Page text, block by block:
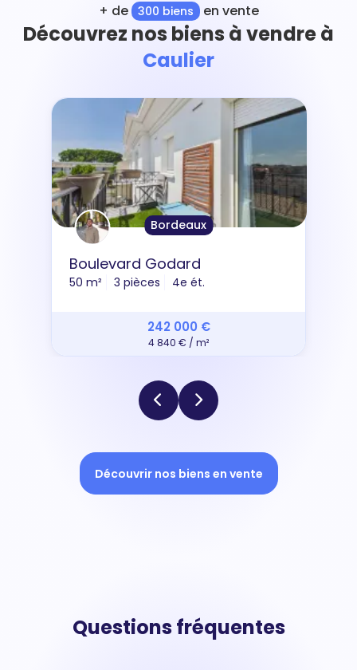
+ de 300 biens en vente
Découvrez nos biens à vendre à
Caulier
Bordeaux
Boulevard Godard
50 m² 3 pièces 4e ét.
242 000 €
4 840 € / m²
Découvrir nos biens en vente
Questions fréquentes